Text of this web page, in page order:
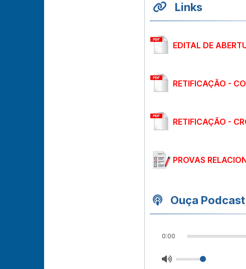
Links
EDITAL DE
RETIFICAÇÃO -
RETIFICAÇÃO -
PROVAS
Ouça
0:00